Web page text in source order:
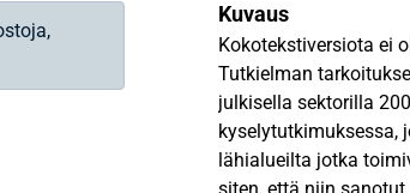
Kuvaus
Kokotekstiversiota ei
Tutkielman
julkisella sektorilla
kyselytutkimuksessa,
lähialueilta jotka